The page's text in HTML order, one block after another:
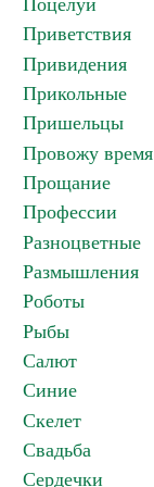
Поцелуи
Приветствия
Привидения
Прикольные
Пришельцы
Провожу время
Прощание
Профессии
Разноцветные
Размышления
Роботы
Рыбы
Салют
Синие
Скелет
Свадьба
Сердечки